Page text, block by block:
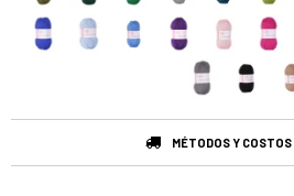
MÉTODOS Y COSTOS